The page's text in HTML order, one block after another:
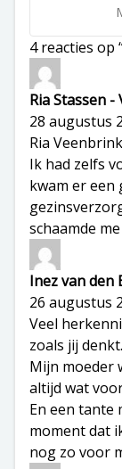
4 reacties op
Ria Stassen
28 augustus
Ria Veenbrink
Ik had zelfs
kwam er een
schaamde
Inez van den
26 augustus
Veel
zoals jij denkt.
Mijn moeder
altijd wat
En een tante
moment dat
nog zo voor